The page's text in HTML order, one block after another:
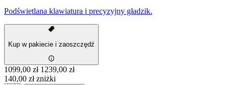
Podświetlana klawiatura i precyzyjny gładzik.
Kup w pakiecie i zaoszczędź
1099,00 zł 1239,00 zł
140,00 zł zniżki